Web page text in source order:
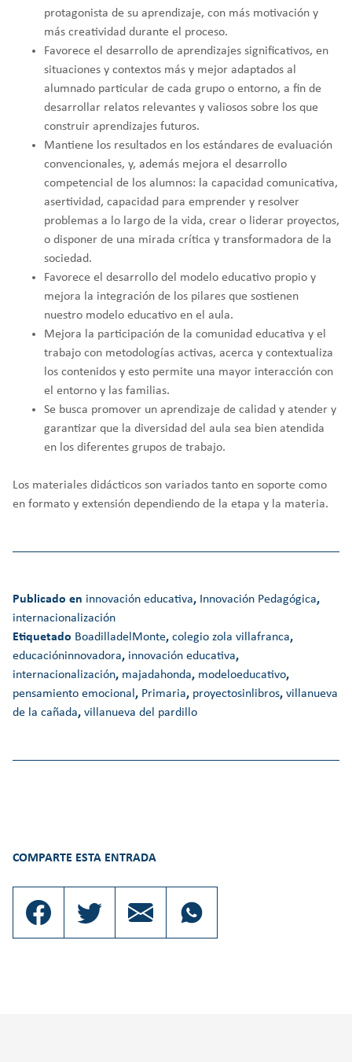
protagonista de su aprendizaje, con más motivación y
más creatividad durante el proceso.
Favorece el desarrollo de aprendizajes significativos, en
situaciones y contextos más y mejor adaptados al
alumnado particular de cada grupo o entorno, a fin de
desarrollar relatos relevantes y valiosos sobre los que
construir aprendizajes futuros.
Mantiene los resultados en los estándares de evaluación
convencionales, y, además mejora el desarrollo
competencial de los alumnos: la capacidad comunicativa,
asertividad, capacidad para emprender y resolver
problemas a lo largo de la vida, crear o liderar proyectos,
o disponer de una mirada crítica y transformadora de la
sociedad.
Favorece el desarrollo del modelo educativo propio y
mejora la integración de los pilares que sostienen
nuestro modelo educativo en el aula.
Mejora la participación de la comunidad educativa y el
trabajo con metodologías activas, acerca y contextualiza
los contenidos y esto permite una mayor interacción con
el entorno y las familias.
Se busca promover un aprendizaje de calidad y atender y
garantizar que la diversidad del aula sea bien atendida
en los diferentes grupos de trabajo.
Los materiales didácticos son variados tanto en soporte como
en formato y extensión dependiendo de la etapa y la materia.
Publicado en innovación educativa, Innovación Pedagógica,
internacionalización
Etiquetado BoadilladelMonte, colegio zola villafranca,
educacióninnovadora, innovación educativa,
internacionalización, majadahonda, modeloeducativo,
pensamiento emocional, Primaria, proyectosinlibros, villanueva
de la cañada, villanueva del pardillo
COMPARTE ESTA ENTRADA